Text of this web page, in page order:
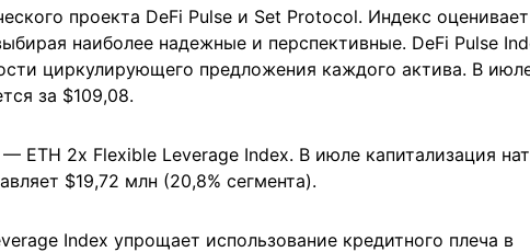
проекта DeFi Pulse и Set Protocol. Индекс оценивает
наиболее надежные и перспективные. DeFi Pulse
циркулирующего предложения каждого актива. В
за $109,08.
2x Flexible Leverage Index. В июле капитализация
$19,72 млн (20,8% сегмента).
Index упрощает использование кредитного плеча в